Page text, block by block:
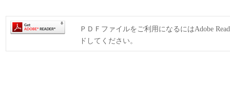
ＰＤＦファイルをご利用になるにはAdobe
ドしてください。